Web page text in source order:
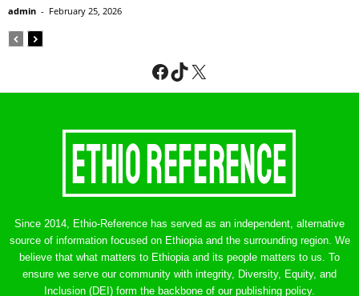
admin - February 25, 2026
Facebook
TikTok
X
Since 2014, Ethio-Reference has served as an independent, alternative
source of information focused on Ethiopia and the surrounding region. We
believe that what matters to Ethiopia and its people matters to us. To
ensure we serve our community with integrity, Diversity, Equity, and
Inclusion (DEI) form the backbone of our publishing policy.